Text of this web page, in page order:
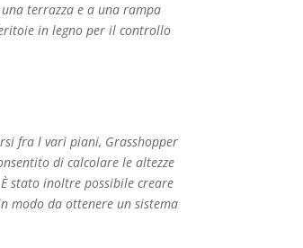
una terrazza e a una rampa
in legno per il controllo
fra l vari piani, Grasshopper
di calcolare le altezze
stato inoltre possibile creare
modo da ottenere un sistema